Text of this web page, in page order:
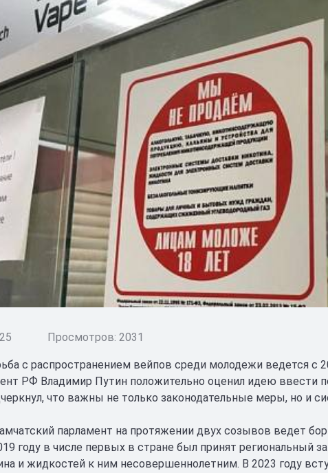
Просмотров: 2031
с распространением вейпов среди молодежи ведется с
РФ Владимир Путин положительно оценил идею ввести
что важны не только законодательные меры, но и
парламент на протяжении двух созывов ведет
году в числе первых в стране был принят региональный
и жидкостей к ним несовершеннолетним. В 2023 году